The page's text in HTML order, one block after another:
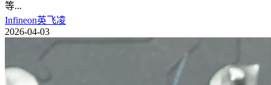
等...
Infineon英飞凌
2026-04-03